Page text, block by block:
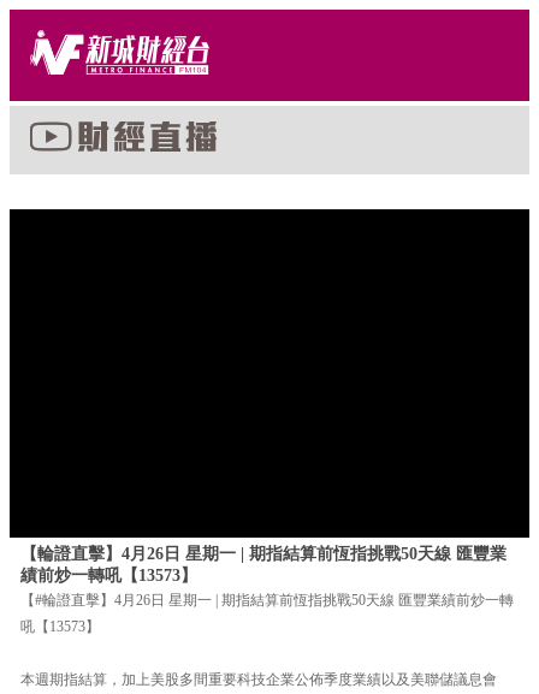
【輪證直擊】4月26日 星期一 | 期指結算前恆指挑戰50天線 匯豐業
績前炒一轉吼【13573】
【#輪證直擊】4月26日 星期一 | 期指結算前恆指挑戰50天線 匯豐業績前炒一轉
吼【13573】
本週期指結算，加上美股多間重要科技企業公佈季度業績以及美聯儲議息會